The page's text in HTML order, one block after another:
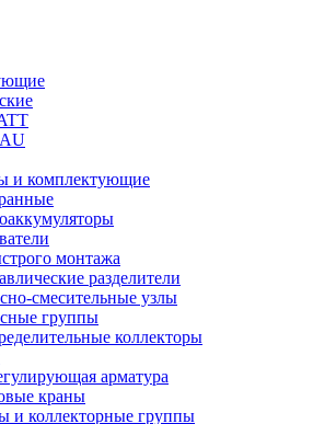
и комплектующие
монтажа
разделители
смесительные узлы
группы
коллекторы
арматура
краны
и коллекторные группы